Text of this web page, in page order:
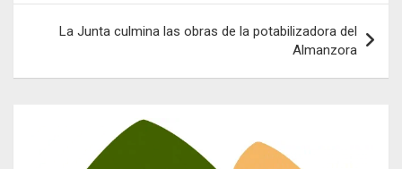
La Junta culmina las obras de la potabilizadora del
Almanzora